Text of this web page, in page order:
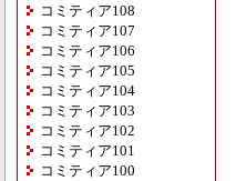
コミティア108
コミティア107
コミティア106
コミティア105
コミティア104
コミティア103
コミティア102
コミティア101
コミティア100